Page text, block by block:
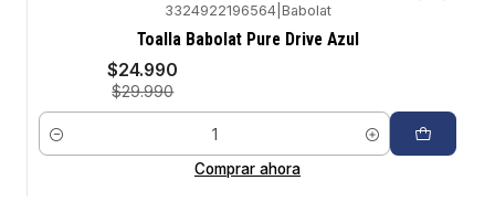
3324922196564| Babolat
Toalla Babolat Pure Drive Azul
$24.990
$29.990
Cantidad
Comprar ahora